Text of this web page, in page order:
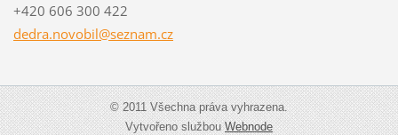
+420 606 300 422
dedra.novobil@seznam.cz
© 2011 Všechna práva vyhrazena.
Vytvořeno službouWebnode